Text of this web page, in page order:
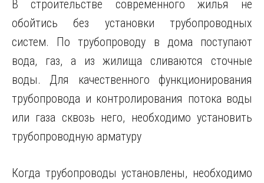
В строительстве современного жилья не
обойтись без установки трубопроводных
систем. По трубопроводу в дома поступают
вода, газ, а из жилища сливаются сточные
воды. Для качественного функционирования
трубопровода и контролирования потока воды
или газа сквозь него, необходимо установить
трубопроводную арматуру
Когда трубопроводы установлены, необходимо